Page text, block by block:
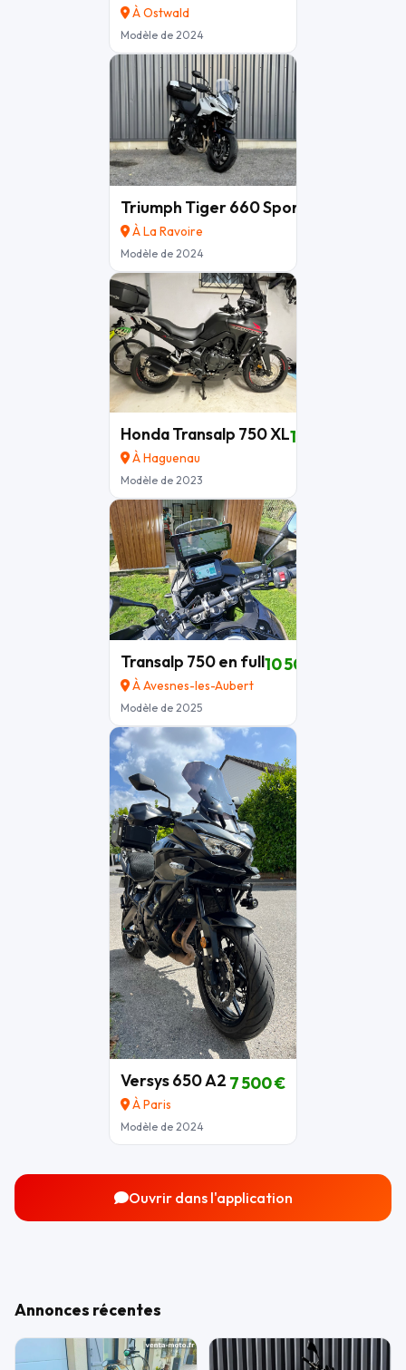
À Ostwald
Modèle de 2024
Triumph Tiger 660 Sport
À La Ravoire
Modèle de 2024
Honda Transalp 750 XL
À Haguenau
Modèle de 2023
10 200 €
Transalp 750 en full
À Avesnes-les-Aubert
Modèle de 2025
10 500 €
Versys 650 A2
À Paris
Modèle de 2024
7 500 €
Ouvrir dans l'application
Annonces récentes